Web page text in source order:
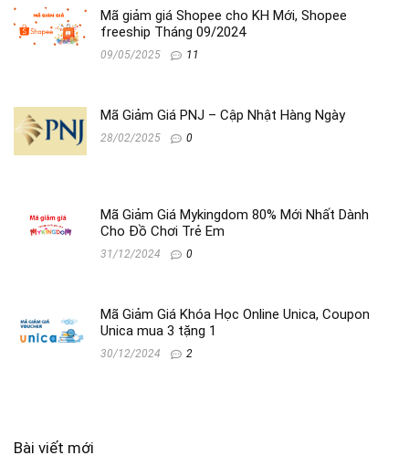
Mã giảm giá Shopee cho KH Mới, Shopee
freeship Tháng 09/2024
09/05/2025 11
Mã Giảm Giá PNJ – Cập Nhật Hàng Ngày
28/02/2025 0
Mã Giảm Giá Mykingdom 80% Mới Nhất Dành
Cho Đồ Chơi Trẻ Em
31/12/2024 0
Mã Giảm Giá Khóa Học Online Unica, Coupon
Unica mua 3 tặng 1
30/12/2024 2
Bài viết mới